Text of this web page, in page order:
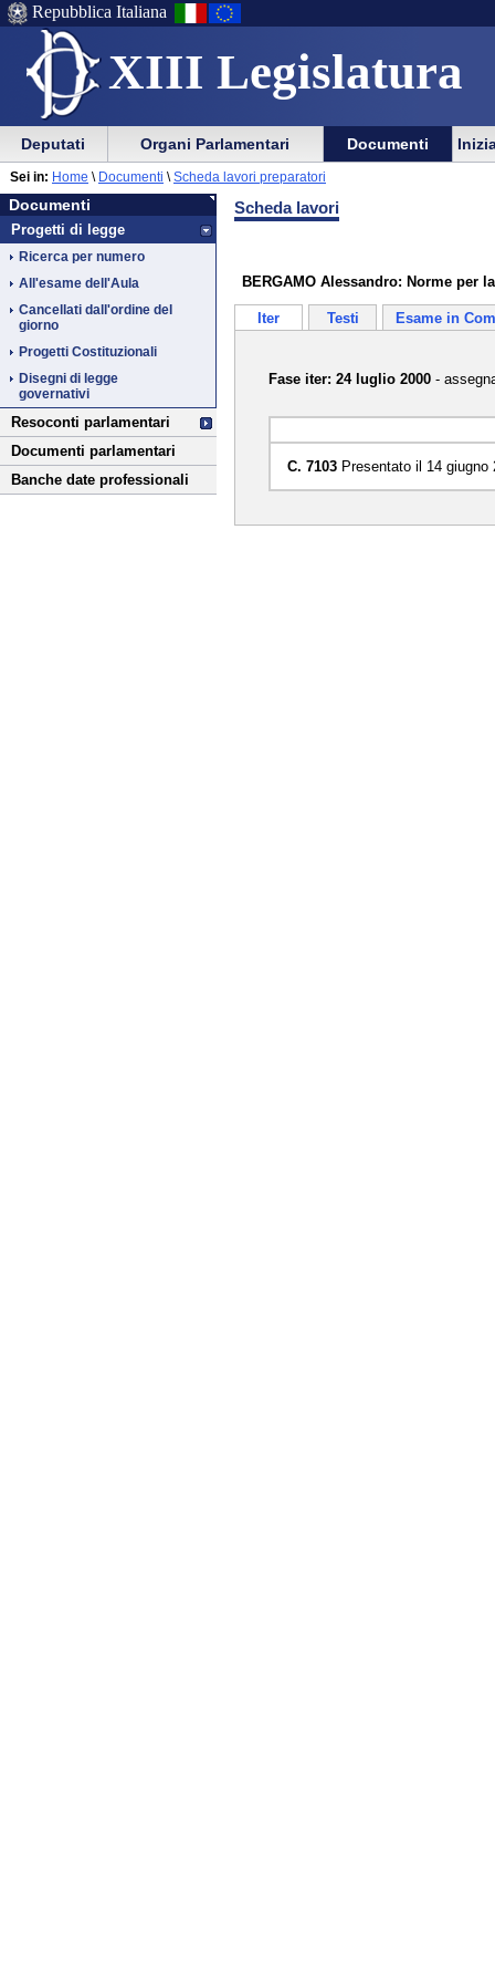
XIII Legislatura
Menu
di
ausilio
alla
navigazione
Vai
Menu
di
navigazione
principale
Repubblica Italiana
Menu
di
navigazione
principale
Vai
menu
di
sezione
Deputati Organi Parlamentari Documenti
Documenti
Vai
al
contenuto
Documenti
Progetti di legge
Ricerca per numero
All'esame dell'Aula
Cancellati dall'ordine del
giorno
Progetti Costituzionali
Disegni di legge
governativi
Resoconti parlamentari
Documenti parlamentari
Banche date professionali
Sei in: Home \ Documenti \ Scheda lavori preparatori
Scheda lavori
BERGAMO Alessandro: Norme per
Iter Testi Esame in
Fase iter: 24 luglio 2000 -
C. 7103 Presentato il 14 giugno